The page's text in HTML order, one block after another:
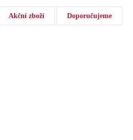
Akční zboží Doporučujeme